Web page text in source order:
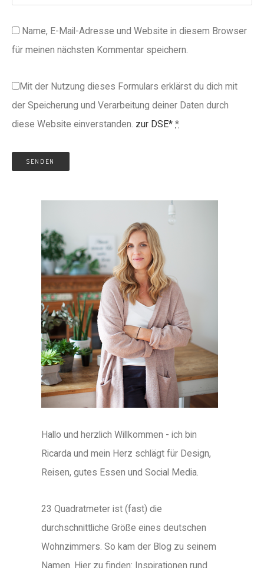
Name, E-Mail-Adresse und Website in diesem Browser
für meinen nächsten Kommentar speichern.
Mit der Nutzung dieses Formulars erklärst du dich mit
der Speicherung und Verarbeitung deiner Daten durch
diese Website einverstanden. zur DSE* *
Hallo und herzlich Willkommen - ich bin
Ricarda und mein Herz schlägt für Design,
Reisen, gutes Essen und Social Media.
23 Quadratmeter ist (fast) die
durchschnittliche Größe eines deutschen
Wohnzimmers. So kam der Blog zu seinem
Namen. Hier zu finden: Inspirationen rund